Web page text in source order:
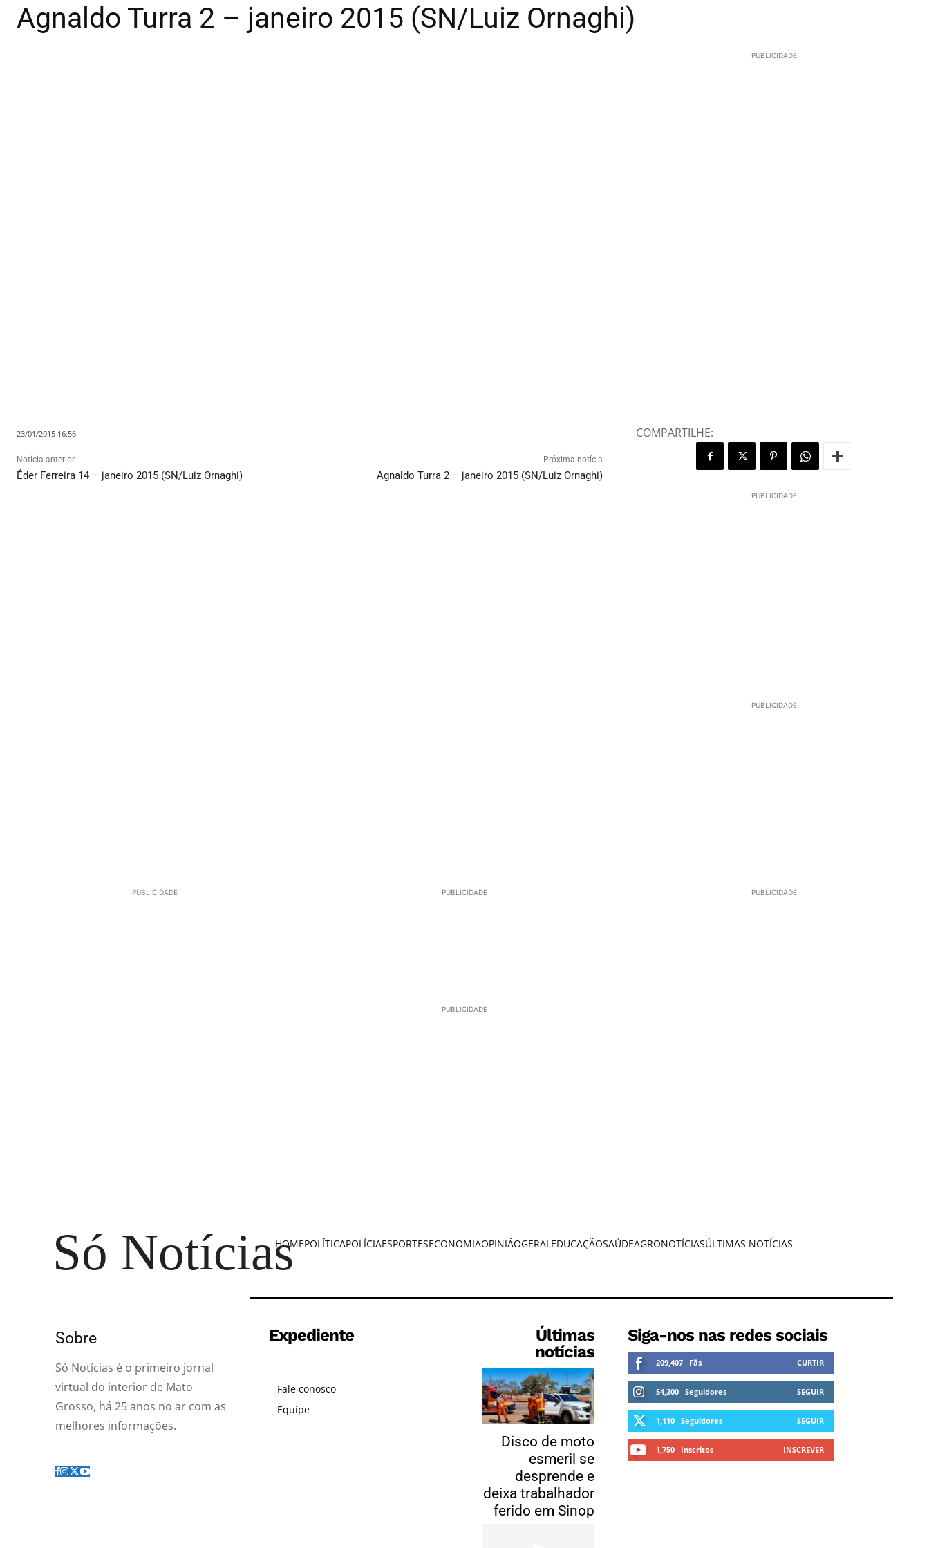
Agnaldo Turra 2 – janeiro 2015 (SN/Luiz Ornaghi)
PUBLICIDADE
23/01/2015 16:56
Notícia anterior
Éder Ferreira 14 – janeiro 2015 (SN/Luiz Ornaghi)
Próxima notícia
Agnaldo Turra 2 – janeiro 2015 (SN/Luiz Ornaghi)
COMPARTILHE:
PUBLICIDADE
PUBLICIDADE
PUBLICIDADE PUBLICIDADE PUBLICIDADE
PUBLICIDADE
Só Notícias
HOMEPOLÍTICAPOLÍCIAESPORTESECONOMIAOPINIÃOGERALEDUCAÇÃOSAÚDEAGRONOTÍCIASÚLTIMAS NOTÍCIAS
Sobre
Só Notícias é o primeiro jornal
virtual do interior de Mato
Grosso, há 25 anos no ar com as
melhores informações.
Expediente
Fale conosco
Equipe
Últimas
notícias
Disco de moto
esmeril se
desprende e
deixa trabalhador
ferido em Sinop
Siga-nos nas redes sociais
209,407 Fãs CURTIR
54,300 Seguidores SEGUIR
1,110 Seguidores SEGUIR
1,750 Inscritos INSCREVER